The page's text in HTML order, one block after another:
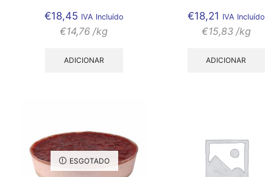
€18,45 IVA Incluído
€14,76 /kg
ADICIONAR
€18,21 IVA Incluído
€15,83 /kg
ADICIONAR
ESGOTADO